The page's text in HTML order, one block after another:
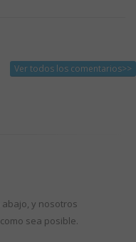
Ver todos los comentarios>>
y nosotros
sea posible.